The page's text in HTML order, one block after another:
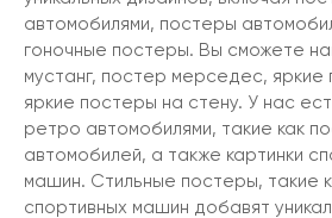
автомобилями, постеры
гоночные постеры. Вы сможете
мустанг, постер мерседес, яркие
яркие постеры на стену. У нас
ретро автомобилями, такие как
автомобилей, а также картинки
машин. Стильные постеры, такие
спортивных машин добавят